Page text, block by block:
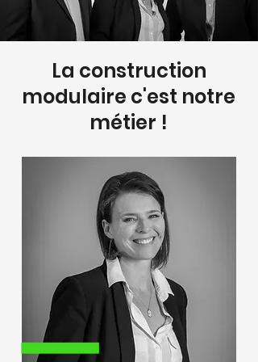
La construction
modulaire c'est notre
métier !